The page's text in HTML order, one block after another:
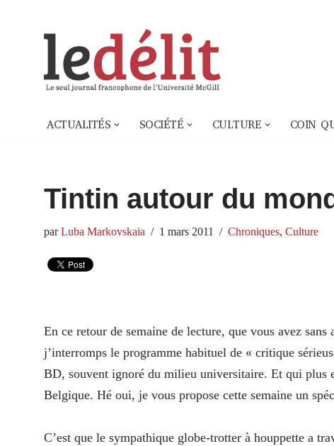
ACTUALITÉS SOCIÉTÉ CULTURE COIN
Tintin autour du
parLuba Markovskaia 1 mars 2011 Chroniques, Culture
En ce retour de semaine de lecture, que vous avez
j’interromps le programme habituel de « critique
BD, souvent ignoré du milieu universitaire. Et qui plus
Belgique. Hé oui, je vous propose cette semaine un
C’est que le sympathique globe-trotter à houppette a